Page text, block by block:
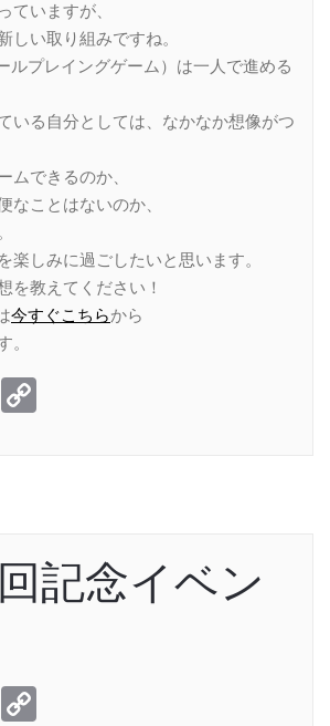
ていますが、
しい取り組みですね。
ルプレイングゲーム）は一人で進める
いる自分としては、なかなか想像がつ
ムできるのか、
なことはないのか、
楽しみに過ごしたいと思います。
を教えてください！
今すぐこちらから
。
Line
記念イベン
Line